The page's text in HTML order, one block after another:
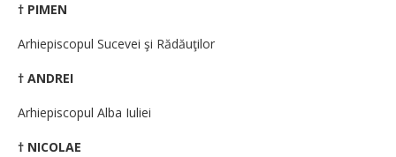
† PIMEN
Arhiepiscopul Sucevei şi Rădăuţilor
† ANDREI
Arhiepiscopul Alba Iuliei
† NICOLAE